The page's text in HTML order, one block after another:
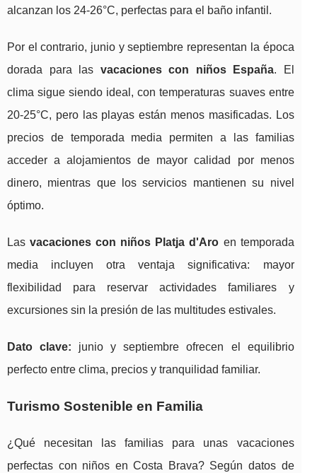
alcanzan los 24-26°C, perfectas para el baño infantil.
Por el contrario, junio y septiembre representan la época
dorada para las vacaciones con niños España. El
clima sigue siendo ideal, con temperaturas suaves entre
20-25°C, pero las playas están menos masificadas. Los
precios de temporada media permiten a las familias
acceder a alojamientos de mayor calidad por menos
dinero, mientras que los servicios mantienen su nivel
óptimo.
Lasvacaciones con niños Platja d'Aro en temporada
media incluyen otra ventaja significativa: mayor
flexibilidad para reservar actividades familiares y
excursiones sin la presión de las multitudes estivales.
Dato clave: junio y septiembre ofrecen el equilibrio
perfecto entre clima, precios y tranquilidad familiar.
Turismo Sostenible en Familia
¿Qué necesitan las familias para unas vacaciones
perfectas con niños en Costa Brava? Según datos de